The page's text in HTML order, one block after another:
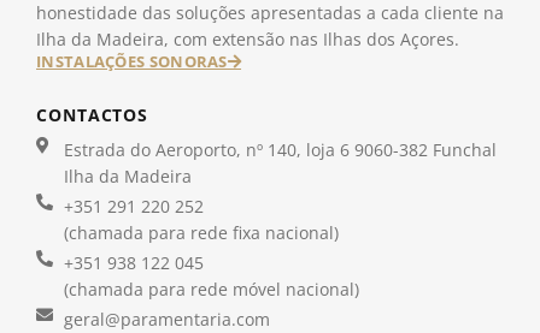
honestidade das soluções apresentadas a cada cliente na
Ilha da Madeira, com extensão nas Ilhas dos Açores.
INSTALAÇÕES SONORAS
CONTACTOS
Estrada do Aeroporto, nº 140, loja 6 9060-382 Funchal
Ilha da Madeira
+351 291 220 252
(chamada para rede fixa nacional)
+351 938 122 045
(chamada para rede móvel nacional)
geral@paramentaria.com